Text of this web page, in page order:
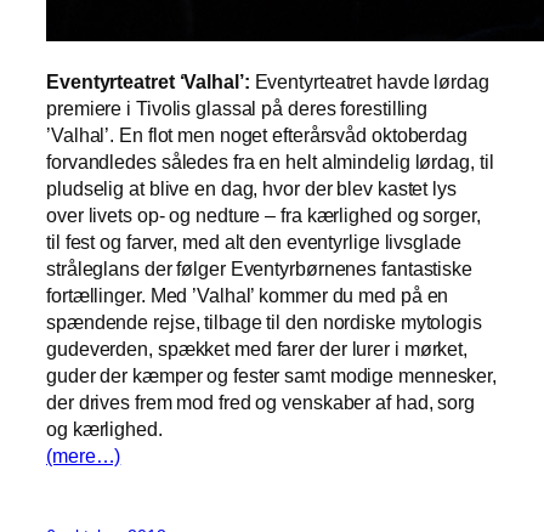
Eventyrteatret ‘Valhal’: Eventyrteatret havde lørdag
premiere i Tivolis glassal på deres forestilling
’Valhal’. En flot men noget efterårsvåd oktoberdag
forvandledes således fra en helt almindelig lørdag, til
pludselig at blive en dag, hvor der blev kastet lys
over livets op- og nedture – fra kærlighed og sorger,
til fest og farver, med alt den eventyrlige livsglade
stråleglans der følger Eventyrbørnenes fantastiske
fortællinger. Med ’Valhal’ kommer du med på en
spændende rejse, tilbage til den nordiske mytologis
gudeverden, spækket med farer der lurer i mørket,
guder der kæmper og fester samt modige mennesker,
der drives frem mod fred og venskaber af had, sorg
og kærlighed.
(mere…)